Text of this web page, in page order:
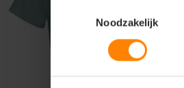
Noodzakelijk